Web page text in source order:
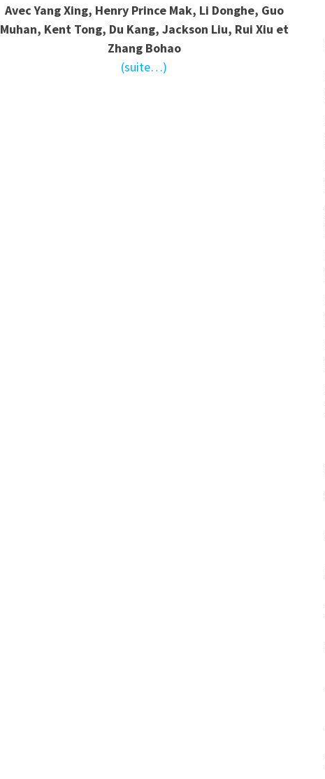
Avec Yang Xing, Henry Prince Mak, Li Donghe, Guo
Muhan, Kent Tong, Du Kang, Jackson Liu, Rui Xiu et
Zhang Bohao
(suite…)